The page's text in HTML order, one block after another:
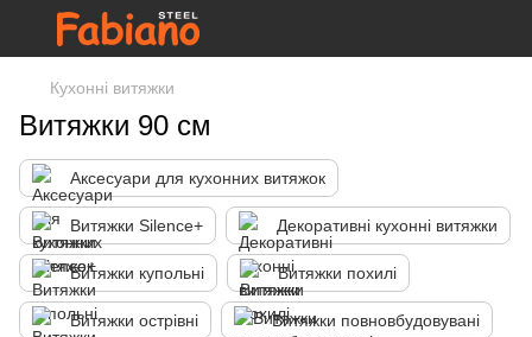
Кухонні витяжки
Витяжки 90 см
Аксесуари для кухонних витяжок
Витяжки Silence+ Декоративні кухонні витяжки
Витяжки купольні Витяжки похилі
Витяжки острівні Витяжки повновбудовувані